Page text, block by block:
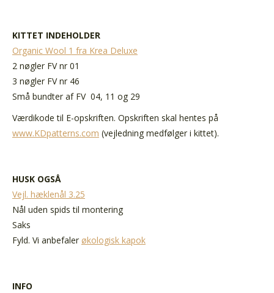
KITTET INDEHOLDER
Organic Wool 1 fra Krea Deluxe
2 nøgler FV nr 01
3 nøgler FV nr 46
Små bundter af FV 04, 11 og 29
Værdikode til E-opskriften. Opskriften skal hentes på
www.KDpatterns.com (vejledning medfølger i kittet).
HUSK OGSÅ
Vejl. hæklenål 3.25
Nål uden spids til montering
Saks
Fyld. Vi anbefaler økologisk kapok
INFO